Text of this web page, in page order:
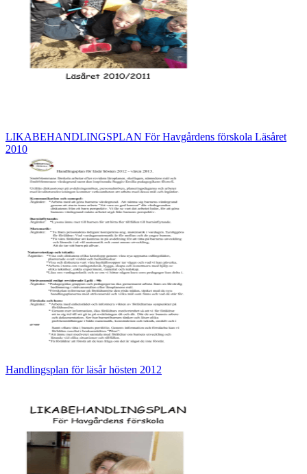
LIKABEHANDLINGSPLAN För Havgårdens förskola Läsåret
2010
Handlingsplan för läsår hösten 2012